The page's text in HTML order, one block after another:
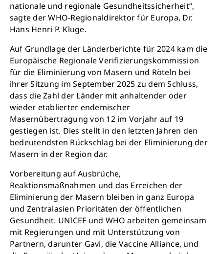
nationale und regionale Gesundheitssicherheit“,
sagte der WHO-Regionaldirektor für Europa, Dr.
Hans Henri P. Kluge.
Auf Grundlage der Länderberichte für 2024 kam die
Europäische Regionale Verifizierungskommission
für die Eliminierung von Masern und Röteln bei
ihrer Sitzung im September 2025 zu dem Schluss,
dass die Zahl der Länder mit anhaltender oder
wieder etablierter endemischer
Masernübertragung von 12 im Vorjahr auf 19
gestiegen ist. Dies stellt in den letzten Jahren den
bedeutendsten Rückschlag bei der Eliminierung der
Masern in der Region dar.
Vorbereitung auf Ausbrüche,
Reaktionsmaßnahmen und das Erreichen der
Eliminierung der Masern bleiben in ganz Europa
und Zentralasien Prioritäten der öffentlichen
Gesundheit. UNICEF und WHO arbeiten gemeinsam
mit Regierungen und mit Unterstützung von
Partnern, darunter Gavi, die Vaccine Alliance, und